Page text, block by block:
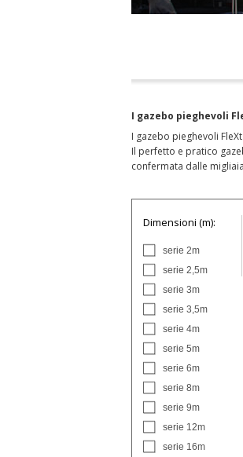
I gazebo pieghevoli
I gazebo pieghevoli
Il perfetto e pratico
confermata dalle
Dimensioni (m):
serie 2m
serie 2,5m
serie 3m
serie 3,5m
serie 4m
serie 5m
serie 6m
serie 8m
serie 9m
serie 12m
serie 16m